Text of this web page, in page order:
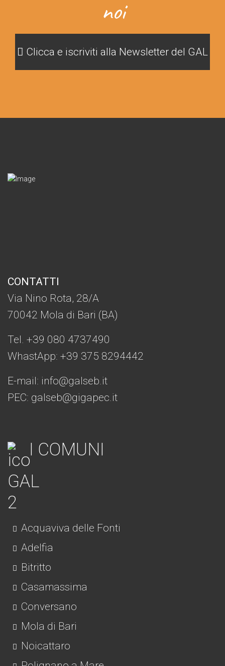
noi
Clicca e iscriviti alla Newsletter del GAL
CONTATTI
Via Nino Rota, 28/A
70042 Mola di Bari (BA)
Tel. +39 080 4737490
WhastApp: +39 375 8294442
E-mail: info@galseb.it
PEC: galseb@gigapec.it
I COMUNI
Acquaviva delle Fonti
Adelfia
Bitritto
Casamassima
Conversano
Mola di Bari
Noicattaro